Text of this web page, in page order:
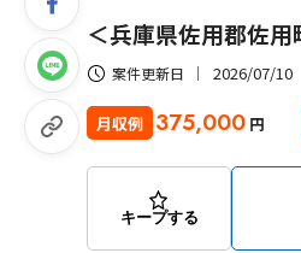
＜兵庫県佐用郡佐
案件更新日 2026/07/10
月収例 375,000 円
キープする